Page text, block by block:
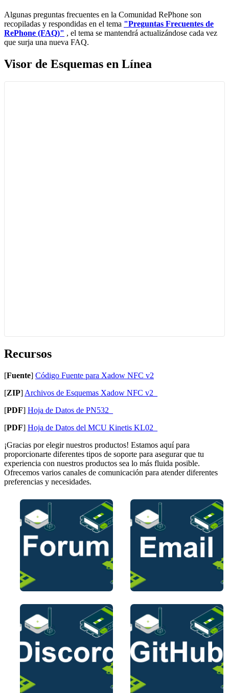
Algunas preguntas frecuentes en la Comunidad RePhone son
recopiladas y respondidas en el tema "Preguntas Frecuentes de
RePhone (FAQ)" , el tema se mantendrá actualizándose cada vez
que surja una nueva FAQ.
Visor de Esquemas en Línea
Recursos
[Fuente] Código Fuente para Xadow NFC v2
[ZIP] Archivos de Esquemas Xadow NFC v2_
[PDF] Hoja de Datos de PN532_
[PDF] Hoja de Datos del MCU Kinetis KL02_
¡Gracias por elegir nuestros productos! Estamos aquí para
proporcionarte diferentes tipos de soporte para asegurar que tu
experiencia con nuestros productos sea lo más fluida posible.
Ofrecemos varios canales de comunicación para atender diferentes
preferencias y necesidades.